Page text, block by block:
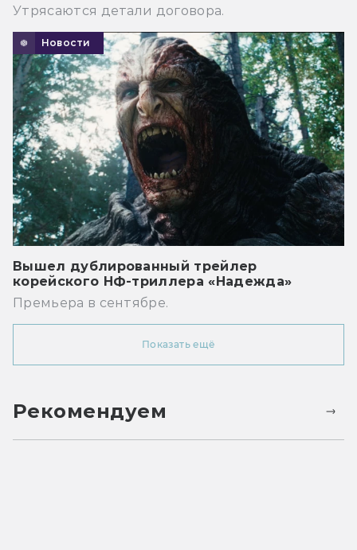
Утрясаются детали договора.
Новости
Вышел дублированный трейлер
корейского НФ-триллера «Надежда»
Премьера в сентябре.
Показать ещё
Рекомендуем